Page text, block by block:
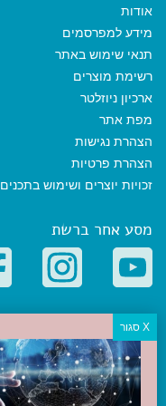
אודות
מידע למפרסמים
תנאי שימוש באתר
רשימת מוצרים
ארכיון ניוזלטר
מפת אתר
הצהרת נגישות
הצהרת פרטיות
זכויות יוצרים ושימוש בתכנים
מסע אחר ברשת
קטגוריות פופולריות
יעדים
טיולים בישראל
מלונות בוטיק בישראל